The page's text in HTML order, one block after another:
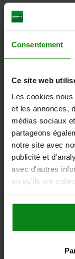
Consentement
Ce site web
Les cookies
et les annonces,
médias sociaux
partageons
notre site avec
publicité et
avec d'autres
ou qu'ils ont
DOWNLOADS
29034